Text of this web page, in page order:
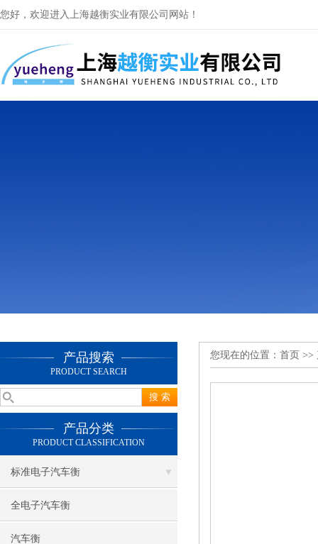
您好，欢迎进入上海越衡实业有限公司网站！
产品搜索
PRODUCT SEARCH
产品分类
PRODUCT CLASSIFICATION
标准电子汽车衡
全电子汽车衡
汽车衡
您现在的位置： 首页 >>